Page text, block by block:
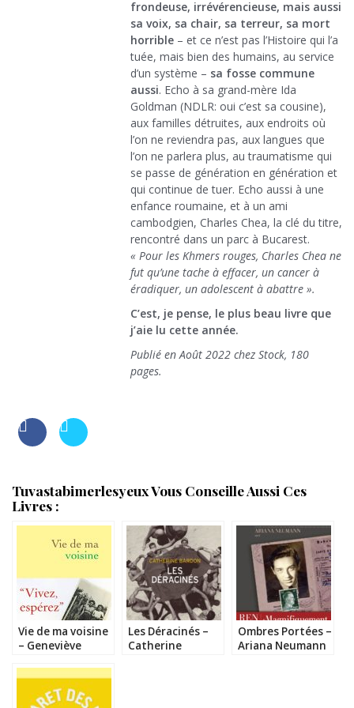
frondeuse, irrévérencieuse, mais aussi
sa voix, sa chair, sa terreur, sa mort
horrible – et ce n’est pas l’Histoire qui l’a
tuée, mais bien des humains, au service
d’un système – sa fosse commune
aussi. Echo à sa grand-mère Ida
Goldman (NDLR: oui c’est sa cousine),
aux familles détruites, aux endroits où
l’on ne reviendra pas, aux langues que
l’on ne parlera plus, au traumatisme qui
se passe de génération en génération et
qui continue de tuer. Echo aussi à une
enfance roumaine, et à un ami
cambodgien, Charles Chea, la clé du titre,
rencontré dans un parc à Bucarest.
« Pour les Khmers rouges, Charles Chea ne
fut qu’une tache à effacer, un cancer à
éradiquer, un adolescent à abattre ».
C’est, je pense, le plus beau livre que
j’aie lu cette année.
Publié en Août 2022 chez Stock, 180
pages.
Tuvastabimerlesyeux Vous Conseille Aussi Ces
Livres :
Vie de ma voisine
– Geneviève
Les Déracinés –
Catherine
Ombres Portées –
Ariana Neumann